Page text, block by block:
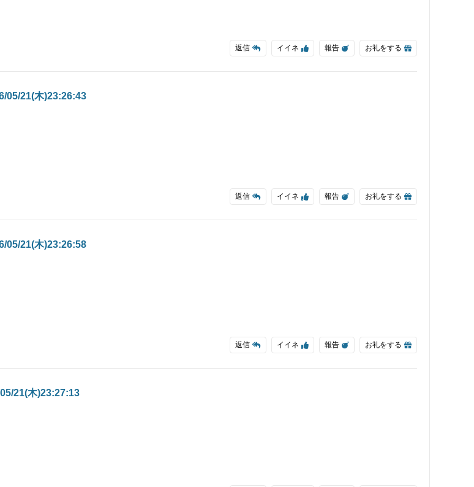
返信 イイネ 報告 お礼をする
05/21(木)23:26:43
返信 イイネ 報告 お礼をする
05/21(木)23:26:58
返信 イイネ 報告 お礼をする
21(木)23:27:13